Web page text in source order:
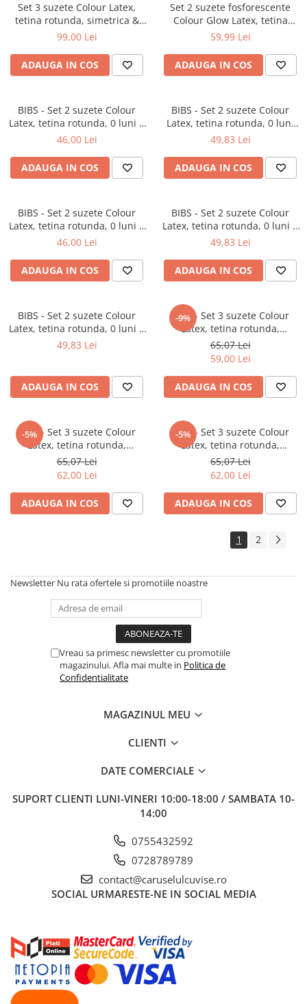
Set 3 suzete Colour Latex,
tetina rotunda, simetrica &
anatomica 0 luni + SAGE
99,00 Lei
ADAUGA IN COS
Set 2 suzete fosforescente
Colour Glow Latex, tetina
rotunda, 6 luni +SAGE/CLOUD
59,99 Lei
ADAUGA IN COS
BIBS - Set 2 suzete Colour
Latex, tetina rotunda, 0 luni +
BLUSH
46,00 Lei
ADAUGA IN COS
BIBS - Set 2 suzete Colour
Latex, tetina rotunda, 0 luni
+BLUSH/WOODCHUCK
49,83 Lei
ADAUGA IN COS
BIBS - Set 2 suzete Colour
Latex, tetina rotunda, 0 luni +
CLOUD/BLUSH
46,00 Lei
ADAUGA IN COS
BIBS - Set 2 suzete Colour
Latex, tetina rotunda, 0 luni +
ISLAND SEA/FOREST LAKE
49,83 Lei
ADAUGA IN COS
BIBS - Set 2 suzete Colour
Latex, tetina rotunda, 0 luni +
IRON/BABY BLUE
49,83 Lei
ADAUGA IN COS
-9%
BIBS - Set 3 suzete Colour
Latex, tetina rotunda,
simetrica & anatomica 0 luni +
BABY BLUE
65,07 Lei
59,00 Lei
ADAUGA IN COS
-5%
BIBS - Set 3 suzete Colour
Latex, tetina rotunda,
simetrica & anatomica 0 luni +
IVORY
65,07 Lei
62,00 Lei
ADAUGA IN COS
-5%
BIBS - Set 3 suzete Colour
Latex, tetina rotunda,
simetrica & anatomica 0 luni +
SAGE
65,07 Lei
62,00 Lei
ADAUGA IN COS
1 2
Newsletter Nu rata ofertele si promotiile noastre
Vreau sa primesc newsletter cu promotiile
magazinului. Afla mai multe in Politica de
Confidentialitate
MAGAZINUL MEU
CLIENTI
DATE COMERCIALE
SUPORT CLIENTI LUNI-VINERI 10:00-18:00 / SAMBATA 10-
14:00
0755432592
0728789789
contact@caruselulcuvise.ro
SOCIAL URMARESTE-NE IN SOCIAL MEDIA